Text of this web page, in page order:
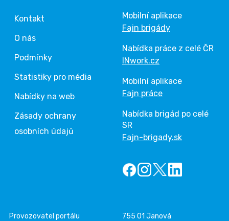
Kontakt
O nás
Podmínky
Statistiky pro média
Nabídky na web
Zásady ochrany
osobních údajů
Mobilní aplikace
Fajn brigády
Nabídka práce z celé ČR
INwork.cz
Mobilní aplikace
Fajn práce
Nabídka brigád po celé
SR
Fajn-brigady.sk
Provozovatel portálu 755 01 Janová